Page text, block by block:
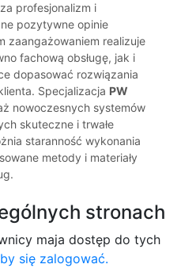
profesjonalizm i
pozytywne opinie
zaangażowaniem realizuje
fachową obsługę, jak i
dopasować rozwiązania
Specjalizacja PW
nowoczesnych systemów
skuteczne i trwałe
staranność wykonania
metody i materiały
stronach
maja dostęp do tych
się zalogować.